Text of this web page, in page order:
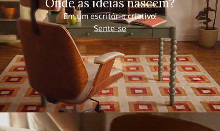
Onde as ideias nascem?
Em um escritório criativo!
Sente-se